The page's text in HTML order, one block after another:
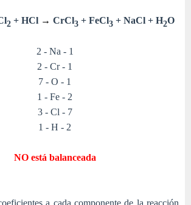
2 + HCl → CrCl3 + FeCl3 + NaCl + H2O
2 - Na - 1
2 - Cr - 1
7 - O - 1
1 - Fe - 2
3 - Cl - 7
1 - H - 2
NO está balanceada
a cada componente de la reacción